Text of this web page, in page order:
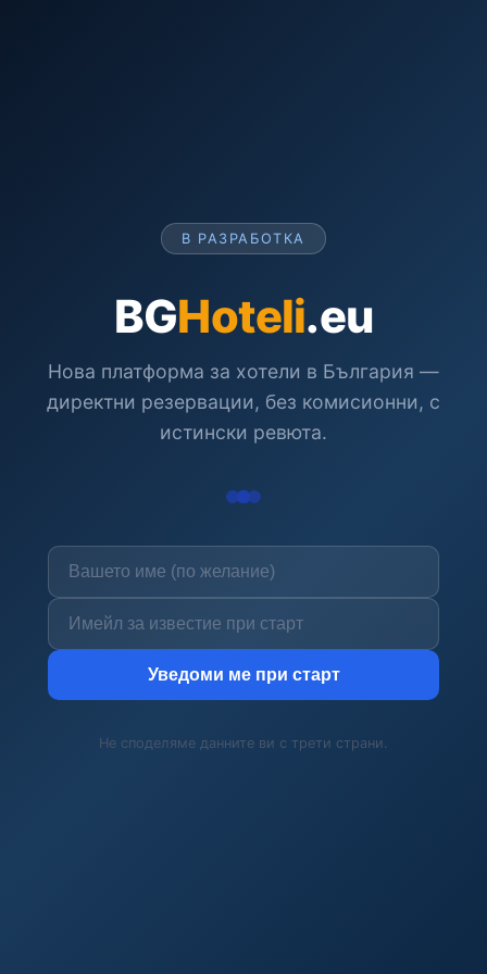
В РАЗРАБОТКА
BGHoteli.eu
Нова платформа за хотели в България —
директни резервации, без комисионни, с
истински ревюта.
Уведоми ме при старт
Не споделяме данните ви с трети страни.